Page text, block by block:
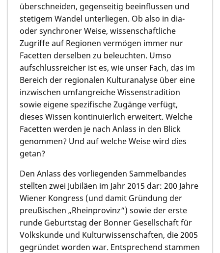
überschneiden, gegenseitig beeinflussen und
stetigem Wandel unterliegen. Ob also in dia-
oder synchroner Weise, wissenschaftliche
Zugriffe auf Regionen vermögen immer nur
Facetten derselben zu beleuchten. Umso
aufschlussreicher ist es, wie unser Fach, das im
Bereich der regionalen Kulturanalyse über eine
inzwischen umfangreiche Wissenstradition
sowie eigene spezifische Zugänge verfügt,
dieses Wissen kontinuierlich erweitert. Welche
Facetten werden je nach Anlass in den Blick
genommen? Und auf welche Weise wird dies
getan?
Den Anlass des vorliegenden Sammelbandes
stellten zwei Jubiläen im Jahr 2015 dar: 200 Jahre
Wiener Kongress (und damit Gründung der
preußischen „Rheinprovinz“) sowie der erste
runde Geburtstag der Bonner Gesellschaft für
Volkskunde und Kulturwissenschaften, die 2005
gegründet worden war. Entsprechend stammen